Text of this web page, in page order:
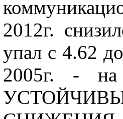
2012г.
упал с 4.62 д
2005г. -